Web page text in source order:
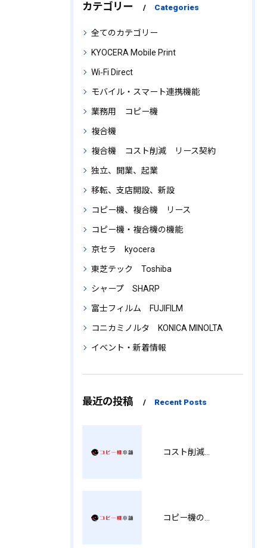
カテゴリー Categories
全てのカテゴリー
KYOCERA Mobile Print
Wi‑Fi Direct
モバイル・スマート連携機能
業務用 コピー機
複合機
複合機 コスト削減 リース契約
独立、開業、起業
移転、支店開設、新設
コピー機、複合機 リース
コピー機・複合機の機能
京セラ kyocera
東芝テック Toshiba
シャープ SHARP
富士フィルム FUJIFILM
コニカミノルタ KONICA MINOLTA
イベント・新着情報
最近の投稿 Recent Posts